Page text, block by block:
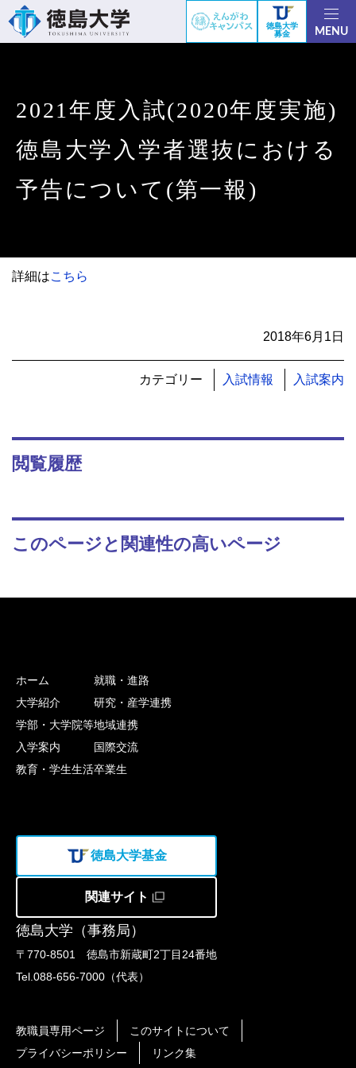
徳島大学
募金
MENU
2021年度入試(2020年度実施)
徳島大学入学者選抜における
予告について(第一報)
詳細はこちら
2018年6月1日
カテゴリー 入試情報 入試案内
閲覧履歴
このページと関連性の高いページ
徳島大学（事務局）
〒770-8501 徳島市新蔵町2丁目24番地
Tel.088-656-7000（代表）
ホーム
大学紹介
学部・大学院等
入学案内
教育・学生生活
就職・進路
研究・産学連携
地域連携
国際交流
卒業生
徳島大学基金
関連サイト
教職員専用ページ
このサイトについて
プライバシーポリシー
リンク集